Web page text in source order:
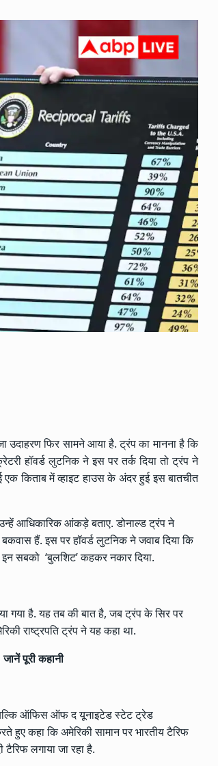
उदाहरण फिर सामने आया है. ट्रंप का मानना है कि
हॉवर्ड लुटनिक ने इस पर तर्क दिया तो ट्रंप ने
किताब में व्हाइट हाउस के अंदर हुई इस बातचीत
उन्हें आधिकारिक आंकड़े बताए.डोनाल्ड ट्रंपने
हैं. इस पर हॉवर्ड लुटनिक ने जवाब दिया कि
सबको ‘बुलशिट’ कहकर नकार दिया.
गया है. यह तब की बात है, जब ट्रंप के सिर पर
राष्ट्रपति ट्रंप ने यह कहा था.
पूरी कहानी
ऑफिस ऑफ द यूनाइटेड स्टेट ट्रेड
हुए कहा कि अमेरिकी सामान पर भारतीय टैरिफ
लगाया जा रहा है.